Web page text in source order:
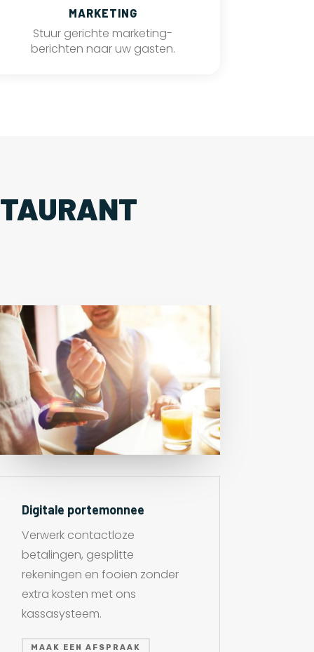
MARKETING
Stuur gerichte marketing-
berichten naar uw gasten.
Digitale portemonnee
Verwerk contactloze
betalingen, gesplitte
rekeningen en fooien zonder
extra kosten met ons
kassasysteem.
MAAK EEN AFSPRAAK